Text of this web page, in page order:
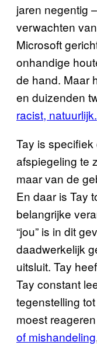
jaren negentig
verwachten
Microsoft
onhandige
de hand. Maar
en duizenden
racist, natuurlijk.
Tay is
afspiegeling te
maar van de
En daar is Tay
belangrijke
“jou” is in dit
daadwerkelijk
uitsluit. Tay
Tay constant
tegenstelling
moest
of mishandeling